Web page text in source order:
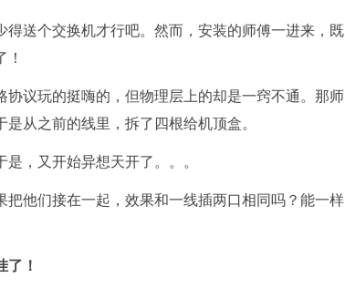
送个交换机才行吧。然而，安装的师傅一进来，既
议玩的挺嗨的，但物理层上的却是一窍不通。那师
从之前的线里，拆了四根给机顶盒。
，又开始异想天开了。。。
他们接在一起，效果和一线插两口相同吗？能一样
了！